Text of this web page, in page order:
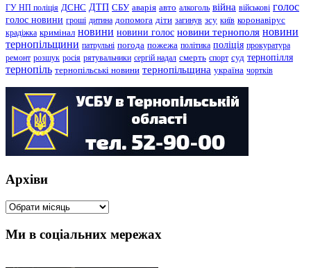
ГУ НП поліція ДСНС ДТП СБУ аварія авто алкоголь війна військові голос
голос новини гроші дитина допомога діти загинув зсу київ коронавірус
крадіжка кримінал новини новини голос новини тернополя новини
тернопільщини патрульні погода пожежа політика поліція прокуратура
ремонт розшук росія рятувальники сергій надал смерть спорт суд тернопілля
тернопіль тернопільські новини тернопільщина україна чортків
Архіви
Архіви
Ми в соціальних мережах